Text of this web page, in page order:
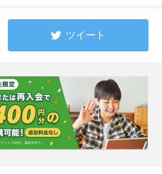
ツイート